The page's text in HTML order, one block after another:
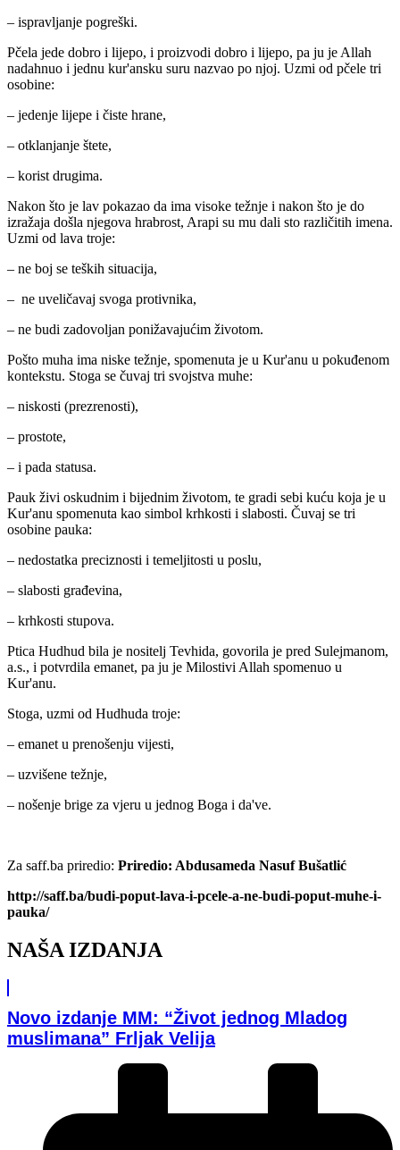
– ispravljanje pogreški.
Pčela jede dobro i lijepo, i proizvodi dobro i lijepo, pa ju je Allah
nadahnuo i jednu kur'ansku suru nazvao po njoj. Uzmi od pčele tri
osobine:
– jedenje lijepe i čiste hrane,
– otklanjanje štete,
– korist drugima.
Nakon što je lav pokazao da ima visoke težnje i nakon što je do
izražaja došla njegova hrabrost, Arapi su mu dali sto različitih imena.
Uzmi od lava troje:
– ne boj se teških situacija,
– ne uveličavaj svoga protivnika,
– ne budi zadovoljan ponižavajućim životom.
Pošto muha ima niske težnje, spomenuta je u Kur'anu u pokuđenom
kontekstu. Stoga se čuvaj tri svojstva muhe:
– niskosti (prezrenosti),
– prostote,
– i pada statusa.
Pauk živi oskudnim i bijednim životom, te gradi sebi kuću koja je u
Kur'anu spomenuta kao simbol krhkosti i slabosti. Čuvaj se tri
osobine pauka:
– nedostatka preciznosti i temeljitosti u poslu,
– slabosti građevina,
– krhkosti stupova.
Ptica Hudhud bila je nositelj Tevhida, govorila je pred Sulejmanom,
a.s., i potvrdila emanet, pa ju je Milostivi Allah spomenuo u
Kur'anu.
Stoga, uzmi od Hudhuda troje:
– emanet u prenošenju vijesti,
– uzvišene težnje,
– nošenje brige za vjeru u jednog Boga i da've.
Za saff.ba priredio: Priredio: Abdusameda Nasuf Bušatlić
http://saff.ba/budi-poput-lava-i-pcele-a-ne-budi-poput-muhe-i-
pauka/
NAŠA IZDANJA
Novo izdanje MM: “Život jednog Mladog
muslimana” Frljak Velija